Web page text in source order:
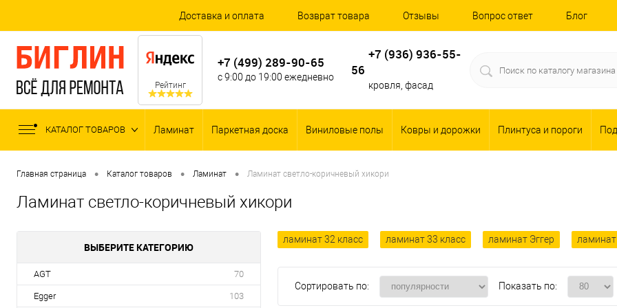
Доставка и оплата Возврат товара Отзывы Вопрос ответ Блог
Рейтинг
+7 (499) 289-90-65
с 9:00 до 19:00 ежедневно
+7 (936) 936-55-
56
кровля, фасад
КАТАЛОГ ТОВАРОВ Ламинат Паркетная доска Виниловые полы Ковры и дорожки Плинтуса и пороги
Главная страница • Каталог товаров • Ламинат • Ламинат светло-коричневый хикори
Ламинат светло-коричневый хикори
ВЫБЕРИТЕ КАТЕГОРИЮ
AGT 70
Egger 103
ламинат 32 класс ламинат 33 класс ламинат Эггер ламинат
Сортировать по: Показать по: